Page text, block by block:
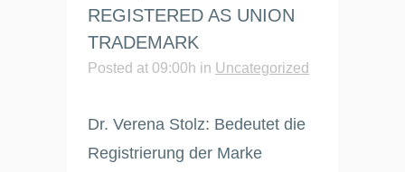
REGISTERED AS UNION
TRADEMARK
Posted at 09:00h in Uncategorized
Dr. Verena Stolz: Bedeutet die
Registrierung der Marke